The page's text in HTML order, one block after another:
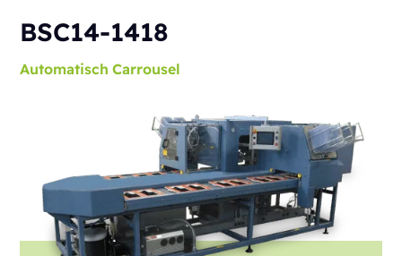
BSC14-1418
Automatisch Carrousel